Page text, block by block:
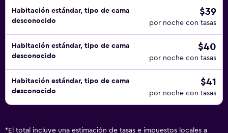
Habitación estándar, tipo de cama
desconocido
$39
por noche con tasas
Habitación estándar, tipo de cama
desconocido
$40
por noche con tasas
Habitación estándar, tipo de cama
desconocido
$41
por noche con tasas
* El total incluye una estimación de tasas e impuestos locales a